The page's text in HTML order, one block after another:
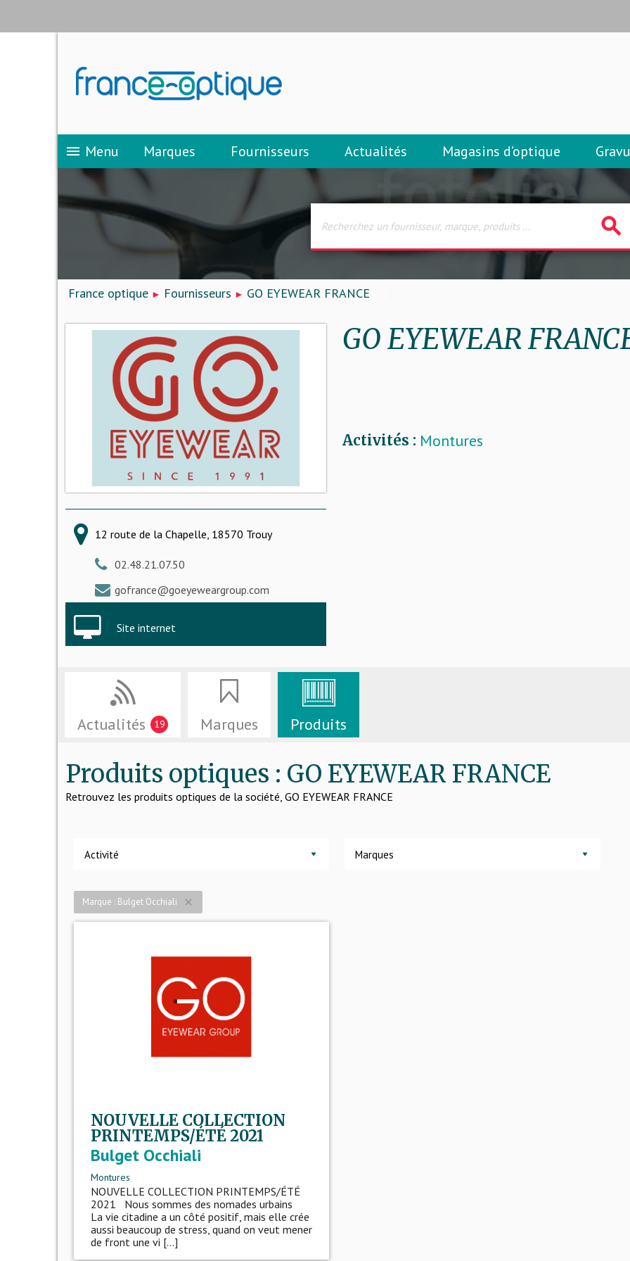
menu Menu Marques Fournisseurs Actualités Magasins d’optique
search
France optique Fournisseurs GO EYEWEAR FRANCE
12 route de la Chapelle, 18570 Trouy
02.48.21.07.50
gofrance@goeyeweargroup.com
Site internet
GO EYEWEAR
Activités : Montures
Actualités 19 Marques Produits
Produits optiques : GO EYEWEAR FRANCE
Retrouvez les produits optiques de la société, GO EYEWEAR FRANCE
Activité Marques
Marque : Bulget Occhiali close
NOUVELLE COLLECTION
PRINTEMPS/ÉTÉ 2021
Bulget Occhiali
Montures
NOUVELLE COLLECTION PRINTEMPS/ÉTÉ
2021 Nous sommes des nomades urbains
La vie citadine a un côté positif, mais elle crée
aussi beaucoup de stress, quand on veut mener
de front une vi [...]